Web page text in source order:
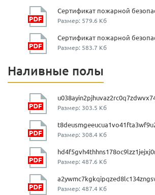
Размер: 579.6 Кб
Размер: 583.7 Кб
Наливные полы
Размер: 303.5 Кб
Размер: 308.4 Кб
Размер: 487.6 Кб
Размер: 487.4 Кб